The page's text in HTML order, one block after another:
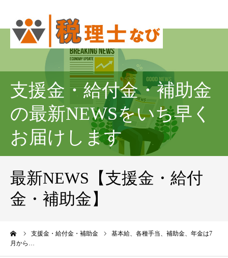
支援金・給付金・補助金
の最新NEWSをいち早く
お届けします
最新NEWS【支援金・給付
金・補助金】
支援金・給付金・補助金
基本給、各種手当、補助金、年金は7
月から…